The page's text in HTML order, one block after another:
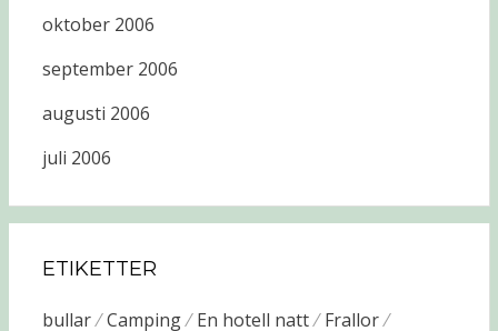
oktober 2006
september 2006
augusti 2006
juli 2006
ETIKETTER
bullar Camping En hotell natt
Frallor